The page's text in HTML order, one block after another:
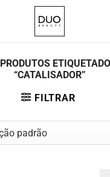
PRODUTOS
“CATALISADOR”
FILTRAR